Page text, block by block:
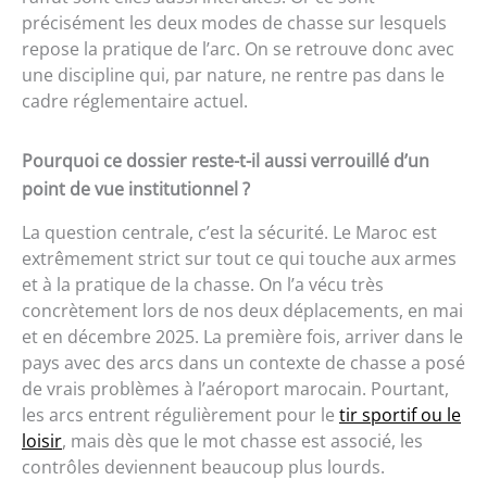
précisément les deux modes de chasse sur lesquels
repose la pratique de l’arc. On se retrouve donc avec
une discipline qui, par nature, ne rentre pas dans le
cadre réglementaire actuel.
Pourquoi ce dossier reste-t-il aussi verrouillé d’un
point de vue institutionnel ?
La question centrale, c’est la sécurité. Le Maroc est
extrêmement strict sur tout ce qui touche aux armes
et à la pratique de la chasse. On l’a vécu très
concrètement lors de nos deux déplacements, en mai
et en décembre 2025. La première fois, arriver dans le
pays avec des arcs dans un contexte de chasse a posé
de vrais problèmes à l’aéroport marocain. Pourtant,
les arcs entrent régulièrement pour le tir sportif ou le
loisir, mais dès que le mot chasse est associé, les
contrôles deviennent beaucoup plus lourds.